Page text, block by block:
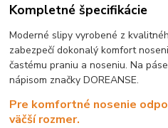
Kompletné špecifikácie
Moderné slipy vyrobené z
zabezpečí dokonalý komfort
častému praniu a noseniu. Na
nápisom značky DOREANSE.
Pre komfortné nosenie
väčší rozmer.